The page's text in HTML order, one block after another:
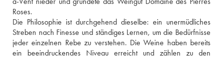
Roses.
Die Philosophie ist durchgehend dieselbe: ein unermüdliches
Streben nach Finesse und ständiges Lernen, um die Bedürfnisse
jeder einzelnen Rebe zu verstehen. Die Weine haben bereits
ein beeindruckendes Niveau erreicht und zählen zu den